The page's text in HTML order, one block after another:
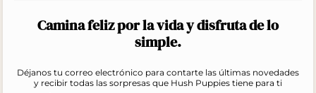
Camina feliz por la vida y disfruta de lo
simple.
Déjanos tu correo electrónico para contarte las últimas novedades
y recibir todas las sorpresas que Hush Puppies tiene para ti